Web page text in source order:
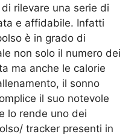
rilevare una serie di
e affidabile. Infatti
è in grado di
non solo il numero dei
ma anche le calorie
il sonno
il suo notevole
lo rende uno dei
tracker presenti in